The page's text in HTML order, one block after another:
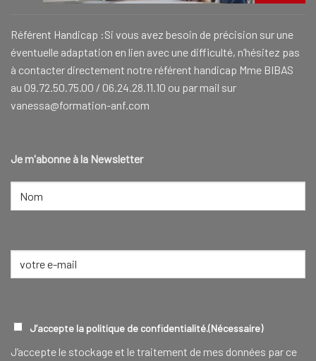
Référent Handicap :Si vous avez besoin de précision sur une
éventuelle adaptation en lien avec une difficulté, n’hésitez pas
à contacter directement notre référent handicap Mme BIBAS
au 09.72.50.75.00 / 06.24.28.11.10 ou par mail sur
vanessa@formation-anf.com
Je m'abonne à la Newsletter
NOM
RGPD(NÉCESSAIRE)
J’accepte la politique de confidentialité.(Nécessaire)
J‘accepte le stockage et le traitement de mes données par ce